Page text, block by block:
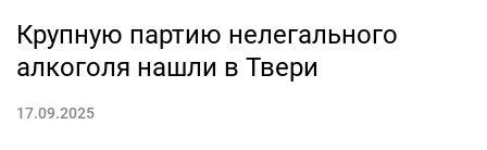
Крупную партию нелегального
алкоголя нашли в Твери
17.09.2025